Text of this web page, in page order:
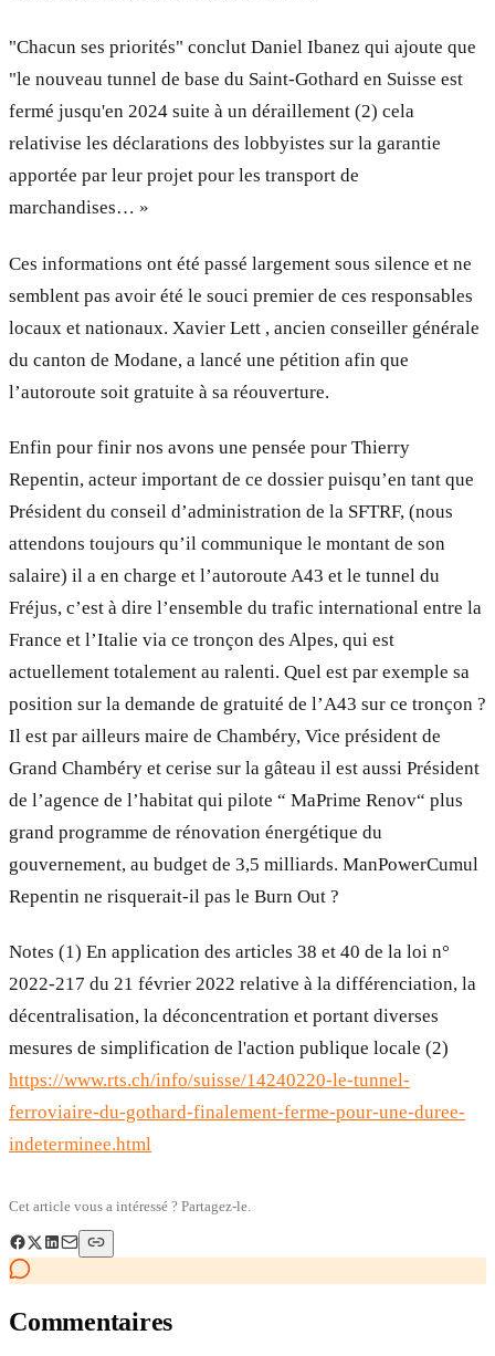
"Chacun ses priorités" conclut Daniel Ibanez qui ajoute que
"le nouveau tunnel de base du Saint-Gothard en Suisse est
fermé jusqu'en 2024 suite à un déraillement (2) cela
relativise les déclarations des lobbyistes sur la garantie
apportée par leur projet pour les transport de
marchandises… »
Ces informations ont été passé largement sous silence et ne
semblent pas avoir été le souci premier de ces responsables
locaux et nationaux. Xavier Lett , ancien conseiller générale
du canton de Modane, a lancé une pétition afin que
l’autoroute soit gratuite à sa réouverture.
Enfin pour finir nos avons une pensée pour Thierry
Repentin, acteur important de ce dossier puisqu’en tant que
Président du conseil d’administration de la SFTRF, (nous
attendons toujours qu’il communique le montant de son
salaire) il a en charge et l’autoroute A43 et le tunnel du
Fréjus, c’est à dire l’ensemble du trafic international entre la
France et l’Italie via ce tronçon des Alpes, qui est
actuellement totalement au ralenti. Quel est par exemple sa
position sur la demande de gratuité de l’A43 sur ce tronçon ?
Il est par ailleurs maire de Chambéry, Vice président de
Grand Chambéry et cerise sur la gâteau il est aussi Président
de l’agence de l’habitat qui pilote “ MaPrime Renov“ plus
grand programme de rénovation énergétique du
gouvernement, au budget de 3,5 milliards. ManPowerCumul
Repentin ne risquerait-il pas le Burn Out ?
Notes (1) En application des articles 38 et 40 de la loi n°
2022-217 du 21 février 2022 relative à la différenciation, la
décentralisation, la déconcentration et portant diverses
mesures de simplification de l'action publique locale (2)
https://www.rts.ch/info/suisse/14240220-le-tunnel-
ferroviaire-du-gothard-finalement-ferme-pour-une-duree-
indeterminee.html
Cet article vous a intéressé ? Partagez-le.
Commentaires